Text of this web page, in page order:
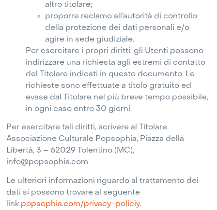
altro titolare;
proporre reclamo all’autorità di controllo
della protezione dei dati personali e/o
agire in sede giudiziale.
Per esercitare i propri diritti, gli Utenti possono
indirizzare una richiesta agli estremi di contatto
del Titolare indicati in questo documento. Le
richieste sono effettuate a titolo gratuito ed
evase dal Titolare nel più breve tempo possibile,
in ogni caso entro 30 giorni.
Per esercitare tali diritti, scrivere al Titolare
Associazione Culturale Popsophia, Piazza della
Libertà, 3 – 62029 Tolentino (MC),
info@popsophia.com
Le ulteriori informazioni riguardo al trattamento dei
dati si possono trovare al seguente
link popsophia.com/privacy-policiy.